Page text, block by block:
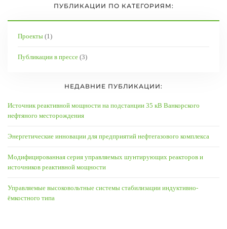
ПУБЛИКАЦИИ ПО КАТЕГОРИЯМ:
Проекты (1)
Публикации в прессе (3)
НЕДАВНИЕ ПУБЛИКАЦИИ:
Источник реактивной мощности на подстанции 35 кВ Ванкорского
нефтяного месторождения
Энергетические инновации для предприятий нефтегазового комплекса
Модифицированная серия управляемых шунтирующих реакторов и
источников реактивной мощности
Управляемые высоковольтные системы стабилизации индуктивно-
ёмкостного типа